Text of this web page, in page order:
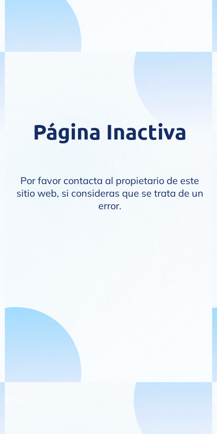
Página Inactiva
Por favor contacta al propietario de este
sitio web, si consideras que se trata de un
error.